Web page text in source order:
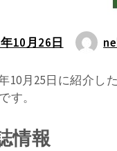
10月26日
10月25日に紹介し
す。
情報